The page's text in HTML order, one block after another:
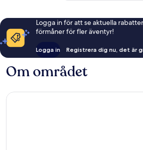
Logga in för att se aktuella
förmåner för fler äventyr!
Logga in Registrera dig nu, det är
Om området